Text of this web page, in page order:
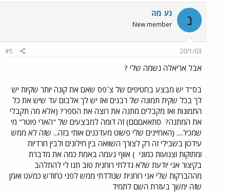
נ נע מה
New member
20/1/03
#5
אבל אריאלה נשמה שלי ?
בס"ד יש מבצע בחטיפים של צ´פס שאם את קונה יותר שקיות יש
לך בכל שקית תמונה של רבנים ואז יש לך אלבום עד שיש את כל
התמונות ואז מקבלים מתנה את רוצה את הספר? (אלא מה תקבלי
את המתנה? סתאאםםם) זה דומה למבצעים של "הארי פוטר" מי
שמכיר.... (האחיינים שלי פשוט מעדכנים אותי בזה... שזה לא ממש
עידכון בשבילי זה רק לצורך השוואה בין חילונים ולבין חרדיות
ומתוקות וצנועות כמוני ) אווף נעמה באמת כמה את מדברת
בקיצור אני יודעת שלא גדלתי רוחנית טוב תנו לי להתלהב
מההברקות שלי אני רוחנית שנולדתי ממש לפני כחודש כמעט ואמן
שזה ימשך בעזרת השם לתמיד